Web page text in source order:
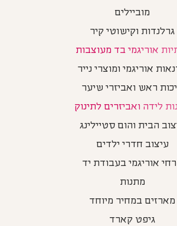
מוביילים
גרלנדות וקישוטי קיר
אוריגמי בד מעוצבות
אוריגמי ומוצרי נייר
ראש ואביזרי שיער
לידה ואביזרים לתינוק
הבית והום סטיילינג
עיצוב חדרי ילדים
אוריגמי בעבודת יד
מתנות
מארזים במחיר מיוחד
גיפט קארד